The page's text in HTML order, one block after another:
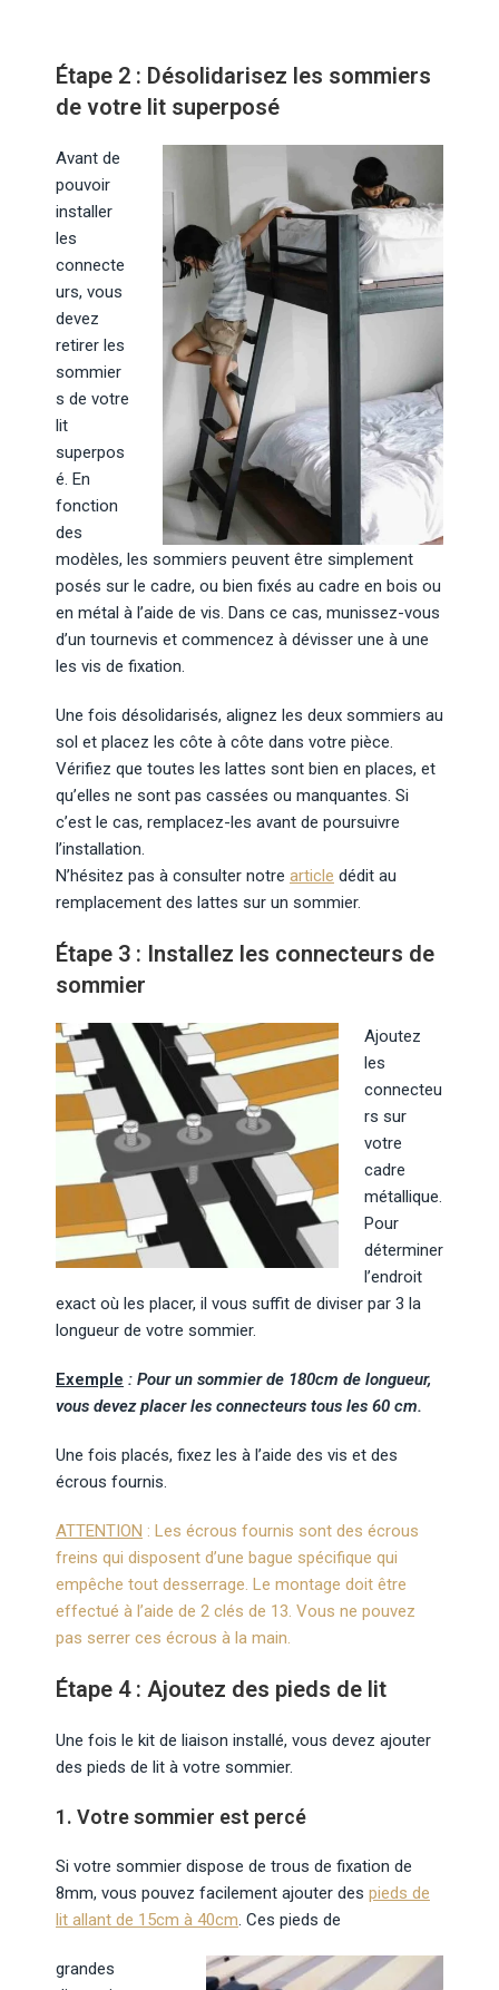
Étape 2 : Désolidarisez les sommiers
de votre lit superposé
Avant de
pouvoir
installer
les
connecte
urs, vous
devez
retirer les
sommier
s de votre
lit
superpos
é. En
fonction
des
modèles, les sommiers peuvent être simplement
posés sur le cadre, ou bien fixés au cadre en bois ou
en métal à l’aide de vis. Dans ce cas, munissez-vous
d’un tournevis et commencez à dévisser une à une
les vis de fixation.
Une fois désolidarisés, alignez les deux sommiers au
sol et placez les côte à côte dans votre pièce.
Vérifiez que toutes les lattes sont bien en places, et
qu’elles ne sont pas cassées ou manquantes. Si
c’est le cas, remplacez-les avant de poursuivre
l’installation.
N’hésitez pas à consulter notre article dédit au
remplacement des lattes sur un sommier.
Étape 3 : Installez les connecteurs de
sommier
Ajoutez
les
connecteu
rs sur
votre
cadre
métallique.
Pour
déterminer
l’endroit
exact où les placer, il vous suffit de diviser par 3 la
longueur de votre sommier.
Exemple : Pour un sommier de 180cm de longueur,
vous devez placer les connecteurs tous les 60 cm.
Une fois placés, fixez les à l’aide des vis et des
écrous fournis.
ATTENTION : Les écrous fournis sont des écrous
freins qui disposent d’une bague spécifique qui
empêche tout desserrage. Le montage doit être
effectué à l’aide de 2 clés de 13. Vous ne pouvez
pas serrer ces écrous à la main.
Étape 4 : Ajoutez des pieds de lit
Une fois le kit de liaison installé, vous devez ajouter
des pieds de lit à votre sommier.
1. Votre sommier est percé
Si votre sommier dispose de trous de fixation de
8mm, vous pouvez facilement ajouter des pieds de
lit allant de 15cm à 40cm. Ces pieds de
grandes